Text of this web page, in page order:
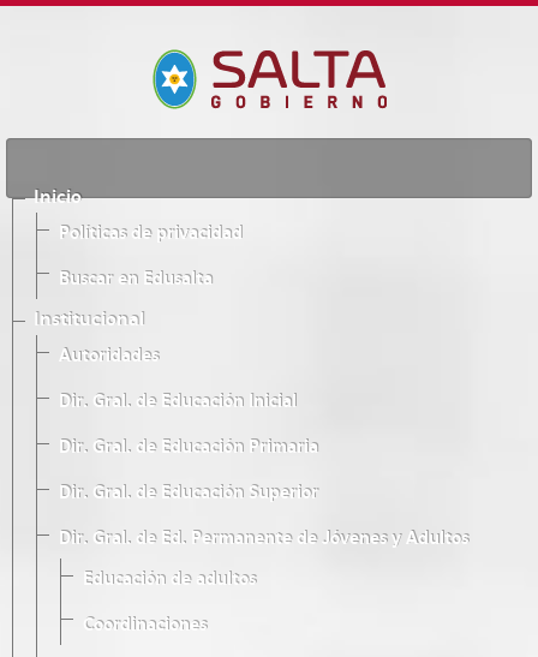
Inicio
Políticas de privacidad
Buscar en Edusalta
Institucional
Autoridades
Dir. Gral. de Educación Inicial
Dir. Gral. de Educación Primaria
Dir. Gral. de Educación Superior
Dir. Gral. de Ed. Permanente de Jóvenes y Adultos
Educación de adultos
Coordinaciones